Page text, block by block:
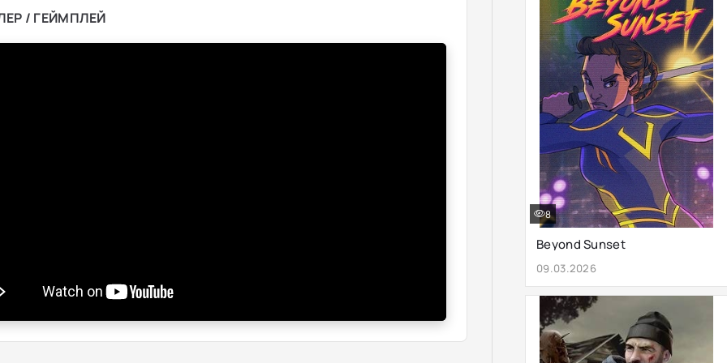
/ ГЕЙМПЛЕЙ
Beyond Sunset
09.03.2026
8